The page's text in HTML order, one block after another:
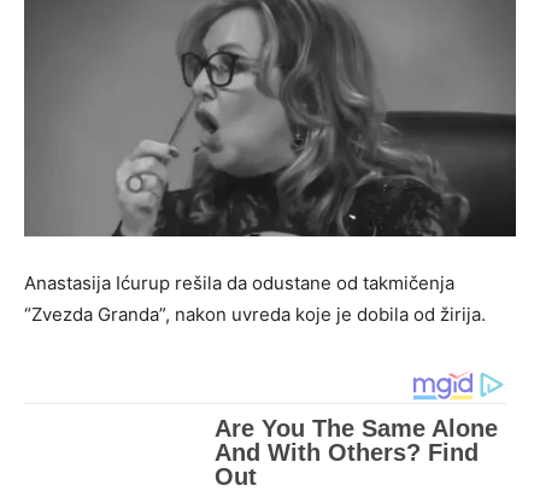
Anastasija Ićurup rešila da odustane od takmičenja
“Zvezda Granda”, nakon uvreda koje je dobila od žirija.